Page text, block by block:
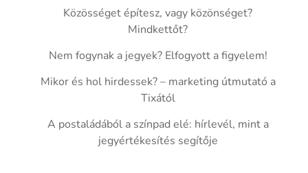
Közösséget építesz, vagy közönséget?
Mindkettőt?
Nem fogynak a jegyek? Elfogyott a figyelem!
Mikor és hol hirdessek? – marketing útmutató a
Tixától
A postaládából a színpad elé: hírlevél, mint a
jegyértékesítés segítője